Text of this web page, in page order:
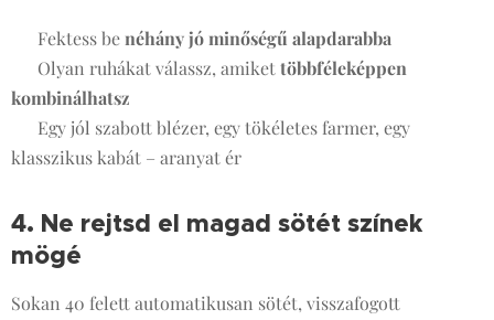
✔ Fektess benéhány jó minőségű alapdarabba
✔ Olyan ruhákat válassz, amikettöbbféleképpen
kombinálhatsz
✔ Egy jól szabott blézer, egy tökéletes farmer, egy
klasszikus kabát – aranyat ér
4. Ne rejtsd el magad sötét színek
mögé
Sokan 40 felett automatikusan sötét, visszafogott